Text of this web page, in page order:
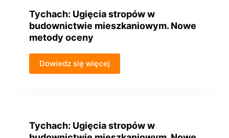
Tychach: Ugięcia stropów w
budownictwie mieszkaniowym. Nowe
metody oceny
Dowiedz się więcej
Tychach: Ugięcia stropów w